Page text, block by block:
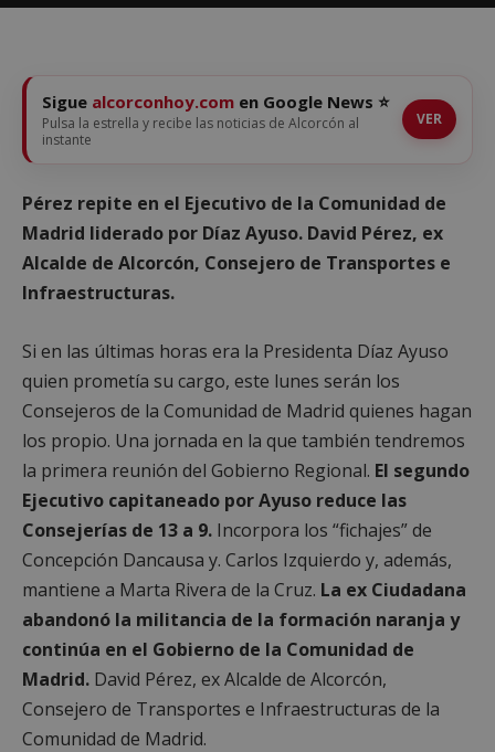
Sigue alcorconhoy.com en Google News ⭐
Pulsa la estrella y recibe las noticias de Alcorcón al
instante
VER
Pérez repite en el Ejecutivo de la Comunidad de
Madrid liderado por Díaz Ayuso. David Pérez, ex
Alcalde de Alcorcón, Consejero de Transportes e
Infraestructuras.
Si en las últimas horas era la Presidenta Díaz Ayuso
quien prometía su cargo, este lunes serán los
Consejeros de la Comunidad de Madrid quienes hagan
los propio. Una jornada en la que también tendremos
la primera reunión del Gobierno Regional. El segundo
Ejecutivo capitaneado por Ayuso reduce las
Consejerías de 13 a 9. Incorpora los “fichajes” de
Concepción Dancausa y. Carlos Izquierdo y, además,
mantiene a Marta Rivera de la Cruz. La ex Ciudadana
abandonó la militancia de la formación naranja y
continúa en el Gobierno de la Comunidad de
Madrid. David Pérez, ex Alcalde de Alcorcón,
Consejero de Transportes e Infraestructuras de la
Comunidad de Madrid.